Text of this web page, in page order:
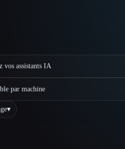
vos assistants IA
par machine
▾